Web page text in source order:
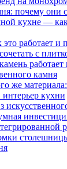
почему они
кухне —
работает и
с
камня
же
кухни